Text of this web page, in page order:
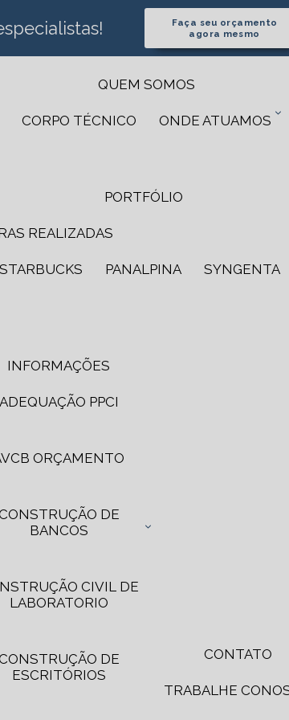
Faça seu orçamento
agora mesmo
QUEM SOMOS
CORPO TÉCNICO ONDE ATUAMOS
PORTFÓLIO
REALIZADAS
STARBUCKS PANALPINA SYNGENTA
INFORMAÇÕES
ADEQUAÇÃO PPCI
ORÇAMENTO
DE
BANCOS
CIVIL DE
LABORATORIO
DE
ESCRITÓRIOS
CONTATO
TRABALHE